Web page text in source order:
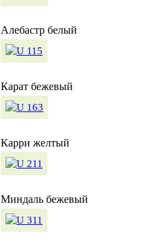
Алебастр белый
Карат бежевый
Карри желтый
Миндаль бежевый